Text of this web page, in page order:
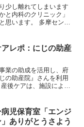
少し離れてしまいます
と内科のクリニック」
思います。 多摩センタ
胃カメラ毎回しんどい
考に...
レポ：にじの助産
業の助成を活用し、府
の助産院』さんを利用
後ケアは、施設によっ
わからなかったので、
す！...
児保育室「エンジ
ありがとうさよう